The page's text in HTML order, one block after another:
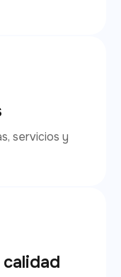
servicios y